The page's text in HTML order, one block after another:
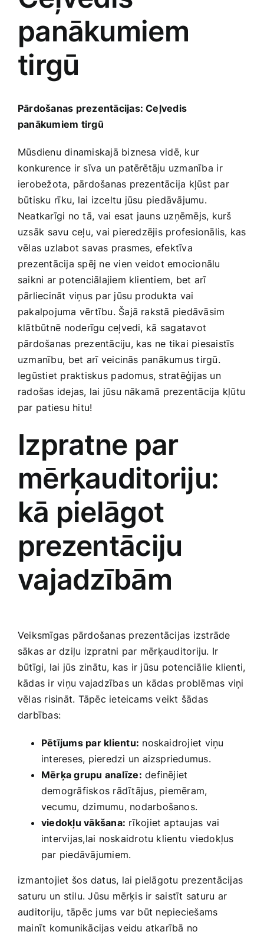
Jaunākie pārdevēji
Pirktākās preces
Raksti
Grāmatas
Gudrā māja
Mājai un remontam
Mājražotājiem
Mājsaimniecības preces
Mēbeles un interjers
Medicīnas preces
Mobilie telefoni, planšetdatori
Pakalpojumi
Pārtikas preces
Preces pieaugušajiem
Rotaļlietas, bērnu preces
Smaržas, kosmētika
Sports, tūrisms un atpūta
panākumiem
tirgū
Pārdošanas prezentācijas: Ceļvedis
panākumiem tirgū
Mūsdienu ‍dinamiskajā biznesa vidē,‌ kur
konkurence ir sīva ‍un patērētāju uzmanība ⁢ir‍
ierobežota, pārdošanas prezentācija kļūst par‌
būtisku ⁢rīku, lai izceltu⁤ jūsu piedāvājumu.
Neatkarīgi no tā, ⁤vai esat ‌jauns uzņēmējs, ‌kurš
uzsāk ⁣savu ceļu, vai pieredzējis profesionālis, kas
‌vēlas‍ uzlabot savas prasmes,‍ efektīva
prezentācija spēj ne ​vien⁣ veidot emocionālu
saikni ar potenciālajiem klientiem, bet arī
pārliecināt viņus par jūsu‌ produkta vai
pakalpojuma ‌vērtību. Šajā rakstā piedāvāsim
klātbūtnē ⁤noderīgu ceļvedi, kā ⁢sagatavot
pārdošanas prezentāciju, kas‌ ne tikai piesaistīs
uzmanību,⁢ bet⁢ arī veicinās ​panākumus tirgū.
Iegūstiet praktiskus⁢ padomus, stratēģijas‌ un
radošas​ idejas, lai jūsu nākamā prezentācija kļūtu
par⁤ patiesu hitu!
Izpratne par
mērķauditoriju:
kā pielāgot
prezentāciju
vajadzībām
Veiksmīgas pārdošanas prezentācijas izstrāde⁤
sākas ar dziļu izpratni⁣ par‍ mērķauditoriju.‌ Ir
būtīgi, lai jūs zinātu, ‍kas ir jūsu potenciālie klienti,
kādas ir viņu vajadzības un kādas problēmas viņi
vēlas risināt.​ Tāpēc ieteicams veikt‌ šādas
darbības:
Pētījums ‌par klientu: noskaidrojiet viņu
intereses, pieredzi un aizspriedumus.
Mērķa grupu analīze: definējiet
demogrāfiskos rādītājus, ⁣piemēram,
vecumu, ​dzimumu,‌ nodarbošanos.
viedokļu vākšana: rīkojiet aptaujas vai
intervijas,lai noskaidrotu klientu ‍viedokļus
par‍ piedāvājumiem.
izmantojiet šos datus,​ lai pielāgotu prezentācijas
saturu un ⁤stilu. Jūsu mērķis ir saistīt saturu ar
auditoriju, tāpēc‌ jums​ var būt nepieciešams
mainīt‌ komunikācijas ⁢veidu atkarībā no